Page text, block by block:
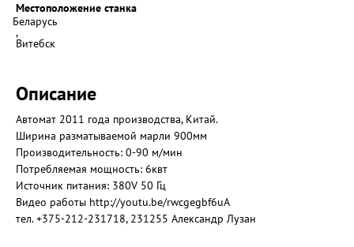
Местоположение станка
Беларусь
,
Витебск
Описание
Автомат 2011 года производства, Китай.
Ширина разматываемой марли 900мм
Производительность: 0-90 м/мин
Потребляемая мощность: 6квт
Источник питания: 380V 50 Гц
Видео работы http://youtu.be/rwcgegbf6uA
тел. +375-212-231718, 231255 Александр Лузан